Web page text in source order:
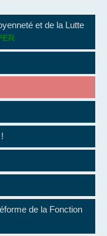
et de la Lutte
de la Fonction